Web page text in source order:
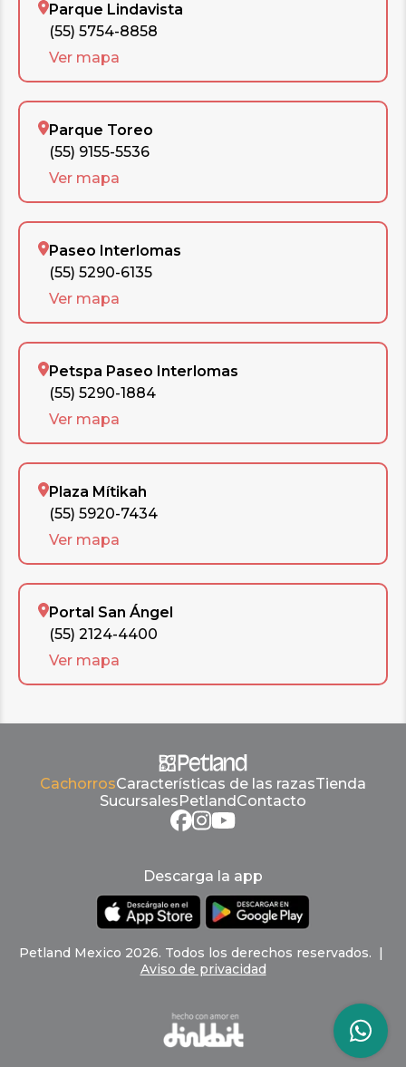
Parque Lindavista
(55) 5754-8858
Ver mapa
Parque Toreo
(55) 9155-5536
Ver mapa
Paseo Interlomas
(55) 5290-6135
Ver mapa
Petspa Paseo Interlomas
(55) 5290-1884
Ver mapa
Plaza Mítikah
(55) 5920-7434
Ver mapa
Portal San Ángel
(55) 2124-4400
Ver mapa
CachorrosCaracterísticas de las razasTienda
Sucursales Petland Contacto
Descarga la app
Petland Mexico 2026. Todos los derechos reservados. |
Aviso de privacidad